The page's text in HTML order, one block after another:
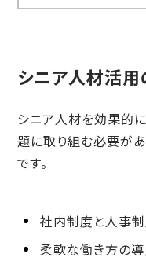
シニア人材活
シニア人材を効果的
題に取り組む必要が
です。
社内制度と人事
柔軟な働き方の